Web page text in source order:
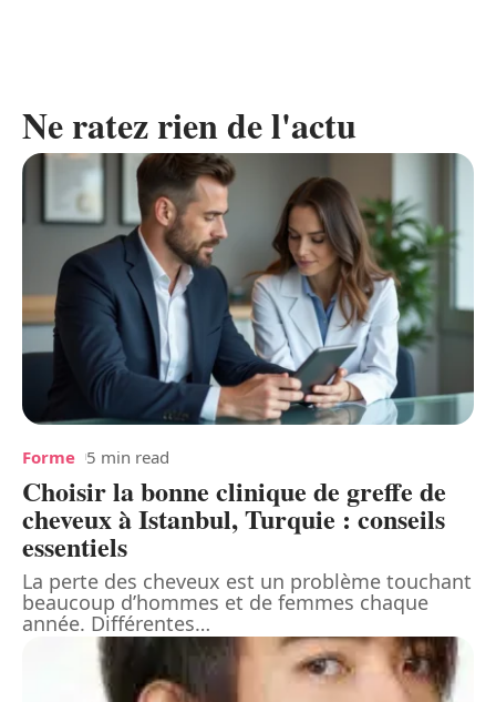
Ne ratez rien de l'actu
Forme 5 min read
Choisir la bonne clinique de greffe de
cheveux à Istanbul, Turquie : conseils
essentiels
La perte des cheveux est un problème touchant
beaucoup d’hommes et de femmes chaque
année. Différentes…